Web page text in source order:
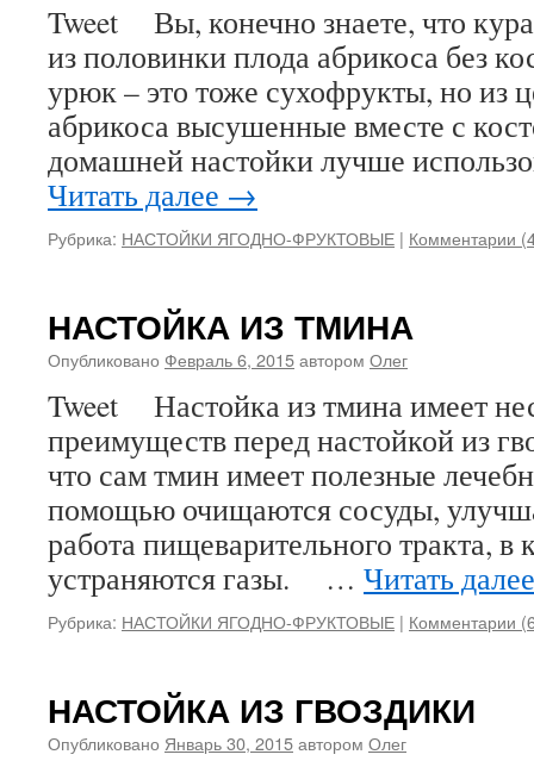
Tweet Вы, конечно знаете, что
из половинки плода абрикоса без
урюк – это тоже сухофрукты, но из
абрикоса высушенные вместе с
домашней настойки лучше
Читать далее →
Рубрика: НАСТОЙКИ ЯГОДНО-ФРУКТОВЫЕ | Комментарии
НАСТОЙКА ИЗ ТМИНА
Опубликовано Февраль 6, 2015автором Олег
Tweet Настойка из тмина имеет
преимуществ перед настойкой из
что сам тмин имеет полезные
помощью очищаются сосуды,
работа пищеварительного тракта, в
устраняются газы. … Читать
Рубрика: НАСТОЙКИ ЯГОДНО-ФРУКТОВЫЕ | Комментарии
НАСТОЙКА ИЗ ГВОЗДИКИ
Опубликовано Январь 30, 2015автором Олег